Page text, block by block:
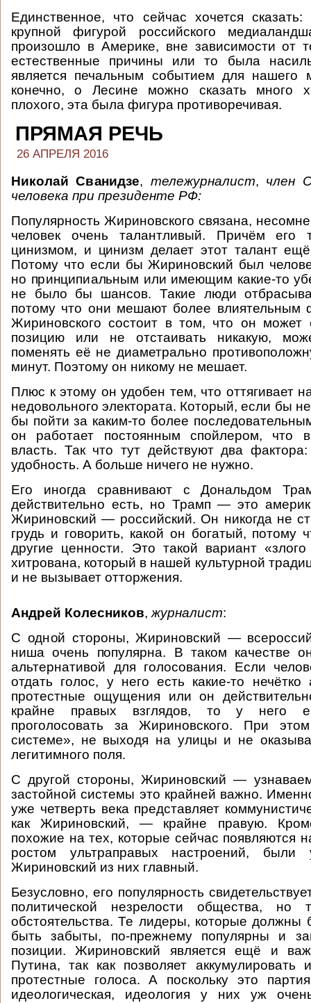
Единственное, что сейчас хочется
крупной фигурой российского
произошло в Америке, вне зависимости от
естественные причины или то была
является печальным событием для нашего
конечно, о Лесине можно сказать много
плохого, эта была фигура противоречивая.
ПРЯМАЯ РЕЧЬ
26 АПРЕЛЯ 2016
Николай Сванидзе, тележурналист, член
человека при президенте РФ:
Популярность Жириновского связана,
человек очень талантливый. Причём его
цинизмом, и цинизм делает этот талант
Потому что если бы Жириновский был
но принципиальным или имеющим какие-то
не было бы шансов. Такие люди
потому что они мешают более влиятельным
Жириновского состоит в том, что он может
позицию или не отстаивать никакую,
поменять её не диаметрально
минут. Поэтому он никому не мешает.
Плюс к этому он удобен тем, что оттягивает
недовольного электората. Который, если бы
бы пойти за каким-то более
он работает постоянным спойлером, что
власть. Так что тут действуют два
удобность. А больше ничего не нужно.
Его иногда сравнивают с Дональдом
действительно есть, но Трамп — это
Жириновский — российский. Он никогда не
грудь и говорить, какой он богатый, потому
другие ценности. Это такой вариант
хитрована, который в нашей культурной
и не вызывает отторжения.
Андрей Колесников, журналист:
С одной стороны, Жириновский —
ниша очень популярна. В таком качестве
альтернативой для голосования. Если
отдать голос, у него есть какие-то нечётко
протестные ощущения или он
крайне правых взглядов, то у него
проголосовать за Жириновского. При
системе», не выходя на улицы и не
легитимного поля.
С другой стороны, Жириновский —
застойной системы это крайней важно.
уже четверть века представляет
как Жириновский, — крайне правую.
похожие на тех, которые сейчас появляются
ростом ультраправых настроений,
Жириновский из них главный.
Безусловно, его популярность
политической незрелости общества, но
обстоятельства. Те лидеры, которые должны
быть забыты, по-прежнему популярны и
позиции. Жириновский является ещё и
Путина, так как позволяет аккумулировать
протестные голоса. А поскольку это
идеологическая, идеология у них уж